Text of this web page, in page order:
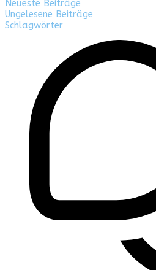
Neueste Beiträge
Ungelesene Beiträge
Schlagwörter